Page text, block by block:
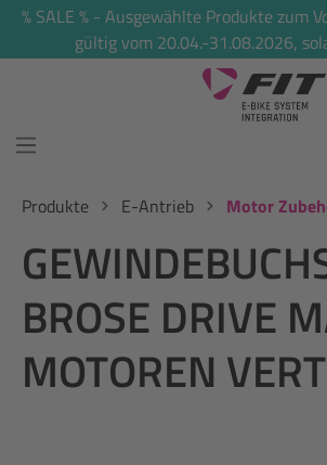
springen
% SALE % - Ausgewählte Produkte zum
gültig vom 20.04.-31.08.2026,
Produkte E-Antrieb Motor
BROSE DRIVE
MOTOREN